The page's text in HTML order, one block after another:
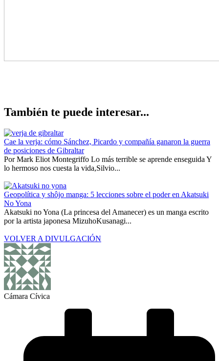
También te puede interesar...
Cae la verja: cómo Sánchez, Picardo y compañía ganaron la guerra
de posiciones de Gibraltar
Por Mark Eliot Montegriffo Lo más terrible se aprende enseguida Y
lo hermoso nos cuesta la vida,Silvio...
Geopolítica y shôjo manga: 5 lecciones sobre el poder en Akatsuki
No Yona
Akatsuki no Yona (La princesa del Amanecer) es un manga escrito
por la artista japonesa MizuhoKusanagi...
VOLVER A DIVULGACIÓN
Cámara Cívica